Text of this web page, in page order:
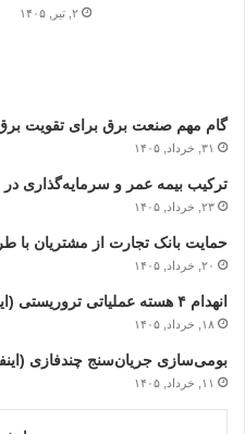
۲, تیر, ۱۴۰۵
گام مهم صنعت برق برای تقویت
۳۱, خرداد, ۱۴۰۵
ترکیب بیمه عمر و سرمایه‌گذاری
۲۳, خرداد, ۱۴۰۵
حمایت بانک تجارت از مشتریان با
۲۰, خرداد, ۱۴۰۵
انهدام ۴ هسته عملیاتی تروریستی (اینفوگرافیک)
۱۸, خرداد, ۱۴۰۵
بومی‌سازی جریان‌سنج چندفازی
۱۱, خرداد, ۱۴۰۵